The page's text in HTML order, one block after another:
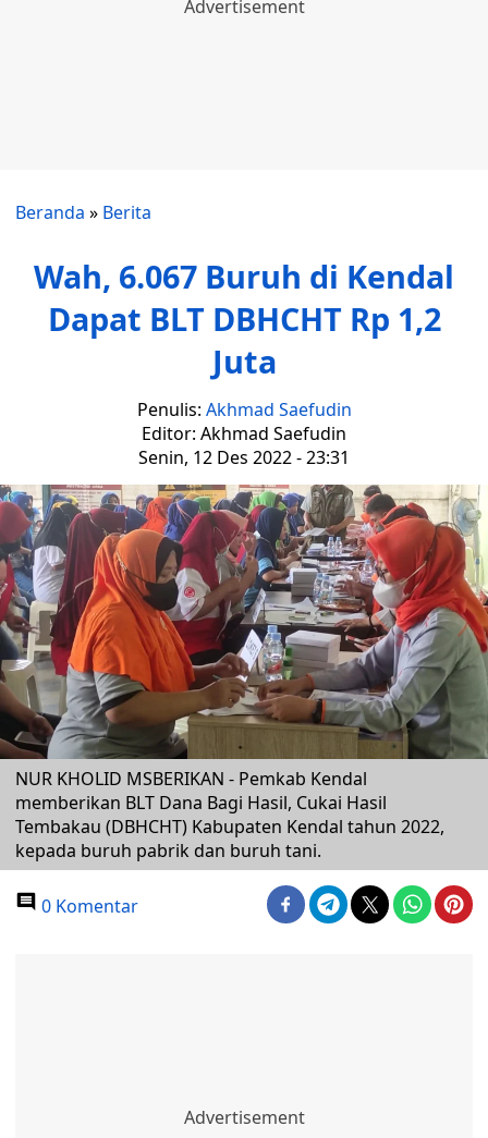
Beranda » Berita
Wah, 6.067 Buruh di Kendal
Dapat BLT DBHCHT Rp 1,2
Juta
Penulis: Akhmad Saefudin
Editor: Akhmad Saefudin
Senin, 12 Des 2022 - 23:31
NUR KHOLID MSBERIKAN - Pemkab Kendal
memberikan BLT Dana Bagi Hasil, Cukai Hasil
Tembakau (DBHCHT) Kabupaten Kendal tahun 2022,
kepada buruh pabrik dan buruh tani.
0 Komentar